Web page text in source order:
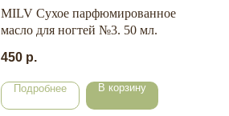
MILV Сухое парфюмированное
масло для ногтей №3. 50 мл.
450 р.
Подробнее В корзину